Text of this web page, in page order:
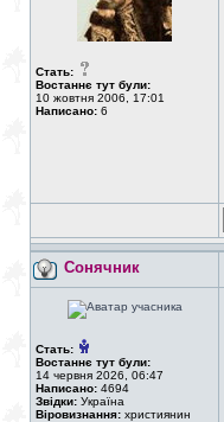
Стать:
Востаннє тут були:
10 жовтня 2006, 17:01
Написано: 6
Сонячник
Стать:
Востаннє тут були:
14 червня 2026, 06:47
Написано: 4694
Звідки: Україна
Віровизнання: християнин